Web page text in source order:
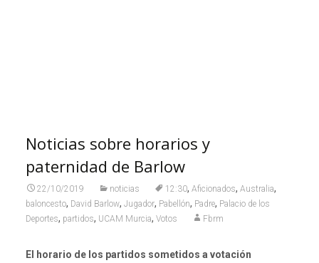
Noticias sobre horarios y
paternidad de Barlow
22/10/2019 noticias 12:30, Aficionados, Australia,
baloncesto, David Barlow, Jugador, Pabellón, Padre, Palacio de los
Deportes, partidos, UCAM Murcia, Votos Fbrm
El horario de los partidos sometidos a votación